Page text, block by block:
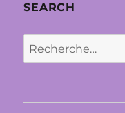
SEARCH
Recherche
pour :